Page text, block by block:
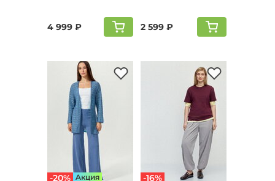
4 999 ₽ 2 599 ₽
-20% Aкция
-16%